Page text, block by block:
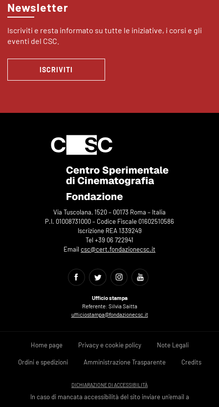
Newsletter
Iscriviti e resta informato su tutte le iniziative, i corsi e gli
eventi del CSC.
ISCRIVITI
Via Tuscolana, 1520 – 00173 Roma – Italia
P.I. 01008731000 – Codice Fiscale 01602510586
Iscrizione REA 1339249
Tel +39 06 722941
Email csc@cert.fondazionecsc.it
Ufficio stampa
Referente: Silvia Saitta
ufficiostampa@fondazionecsc.it
Home page Privacy e cookie policy Note Legali
Ordini e spedizioni Amministrazione Trasparente Credits
DICHIARAZIONE DI ACCESSIBILITÀ
In caso di mancata accessibilità del sito inviare un'email a